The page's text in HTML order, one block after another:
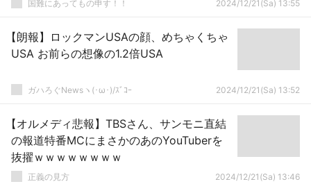
国難にあってもの申す！！ 2024/12/21(Sa) 13:55
【朗報】ロックマンUSAの顔、めちゃくちゃ
USA お前らの想像の1.2倍USA
ガハろぐNewsヽ(･ω･)/ｽﾞｺｰ 2024/12/21(Sa) 13:52
【オルメディ悲報】TBSさん、サンモニ直結
の報道特番MCにまさかのあのYouTuberを
抜擢ｗｗｗｗｗｗｗｗ
正義の見方 2024/12/21(Sa) 13:46